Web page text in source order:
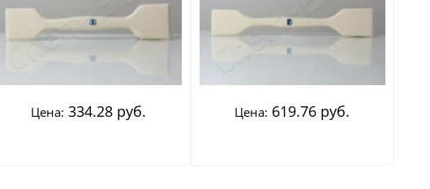
Цена: 334.28 руб. Цена: 619.76 руб.